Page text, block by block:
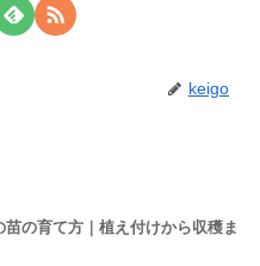
keigo
苗の育て方｜植え付けから収穫ま